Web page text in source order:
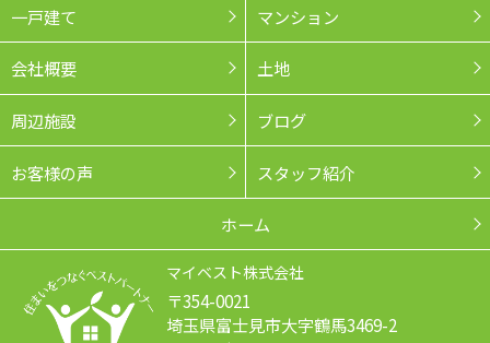
一戸建て マンション
会社概要 土地
周辺施設 ブログ
お客様の声 スタッフ紹介
ホーム
マイベスト株式会社
〒354-0021
埼玉県富士見市大字鶴馬3469-2